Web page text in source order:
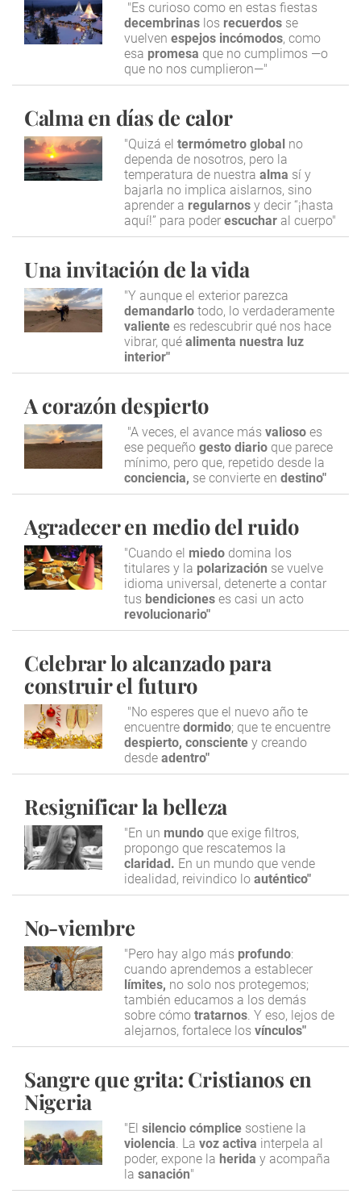
"Es curioso como en estas fiestas
decembrinas los recuerdos se
vuelvenespejos incómodos, como
esa promesa que no cumplimos —o
que no nos cumplieron—"
Calma en días de calor
"Quizá el termómetro global no
dependa de nosotros, pero la
temperatura de nuestra alma sí y
bajarla no implica aislarnos, sino
aprender a regularnos y decir “¡hasta
aquí!” para poderescuchar al cuerpo"
Una invitación de la vida
"Y aunque el exterior parezca
demandarlo todo, lo verdaderamente
valientees redescubrir qué nos hace
vibrar, quéalimenta nuestra luz
interior"
A corazón despierto
"A veces, el avance más valiosoes
ese pequeñogesto diario que parece
mínimo, pero que, repetido desde la
conciencia, se convierte endestino"
Agradecer en medio del ruido
"Cuando el miedo domina los
titulares y la polarización se vuelve
idioma universal, detenerte a contar
tus bendicioneses casi un acto
revolucionario"
Celebrar lo alcanzado para
construir el futuro
"No esperes que el nuevo año te
encuentre dormido; que te encuentre
despierto, consciente y creando
desdeadentro"
Resignificar la belleza
"En un mundo que exige filtros,
propongo que rescatemos la
claridad. En un mundo que vende
idealidad, reivindico loauténtico"
No-viembre
"Pero hay algo más profundo:
cuando aprendemos a establecer
límites, no solo nos protegemos;
también educamos a los demás
sobre cómo tratarnos. Y eso, lejos de
alejarnos, fortalece losvínculos"
Sangre que grita: Cristianos en
Nigeria
"Elsilencio cómplice sostiene la
violencia. La voz activa interpela al
poder, expone laherida y acompaña
lasanación"